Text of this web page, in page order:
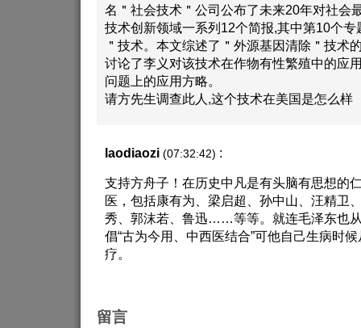
名＂社会技术＂公司公布了未来20年对社会
技术创新领域一系列12个简报,其中第10个
＂技术。本文综述了＂外源基因清除＂技术
讨论了李义对该技术在作物有性繁殖中的应
问题上的应用方略。
请方先生调查此人,这个技术在美国是怎么样
laodiaozi (07:32:42) :
支持方舟子！在历史中凡是有头脑有思想的
医，包括康有为、梁启超、孙中山、汪精卫
秀、郭沫若、鲁迅……等等。就连毛泽东也
倡“古为今用、中西医结合”可他自己生病时
疗。
留言